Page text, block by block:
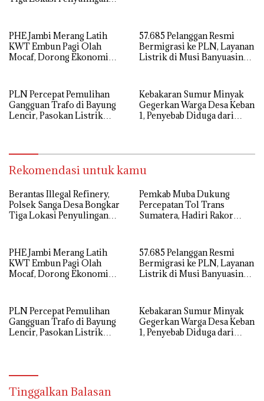
PHE Jambi Merang Latih
KWT Embun Pagi Olah
Mocaf, Dorong Ekonomi
57.685 Pelanggan Resmi
Bermigrasi ke PLN, Layanan
Listrik di Musi Banyuasin
PLN Percepat Pemulihan
Gangguan Trafo di Bayung
Lencir, Pasokan Listrik
Kebakaran Sumur Minyak
Gegerkan Warga Desa Keban
1, Penyebab Diduga dari
Rekomendasi untuk kamu
Berantas Illegal Refinery,
Polsek Sanga Desa Bongkar
Tiga Lokasi Penyulingan
Pemkab Muba Dukung
Percepatan Tol Trans
Sumatera, Hadiri Rakor
PHE Jambi Merang Latih
KWT Embun Pagi Olah
Mocaf, Dorong Ekonomi
57.685 Pelanggan Resmi
Bermigrasi ke PLN, Layanan
Listrik di Musi Banyuasin
PLN Percepat Pemulihan
Gangguan Trafo di Bayung
Lencir, Pasokan Listrik
Kebakaran Sumur Minyak
Gegerkan Warga Desa Keban
1, Penyebab Diduga dari
Tinggalkan Balasan